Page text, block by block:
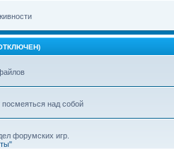
посмеяться над собой
форумских игр.